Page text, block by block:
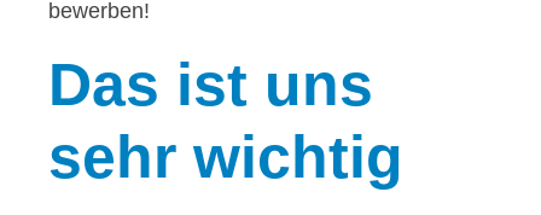
bewerben!
Das ist uns
sehr wichtig